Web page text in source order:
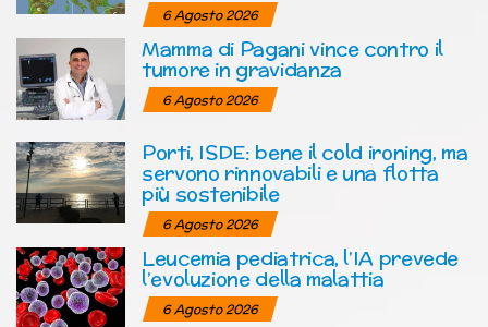
6 Agosto 2026
Mamma di Pagani vince contro il
tumore in gravidanza
6 Agosto 2026
Porti, ISDE: bene il cold ironing, ma
servono rinnovabili e una flotta
più sostenibile
6 Agosto 2026
Leucemia pediatrica, l’IA prevede
l’evoluzione della malattia
6 Agosto 2026